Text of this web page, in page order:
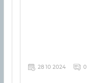
28 10 2024 0